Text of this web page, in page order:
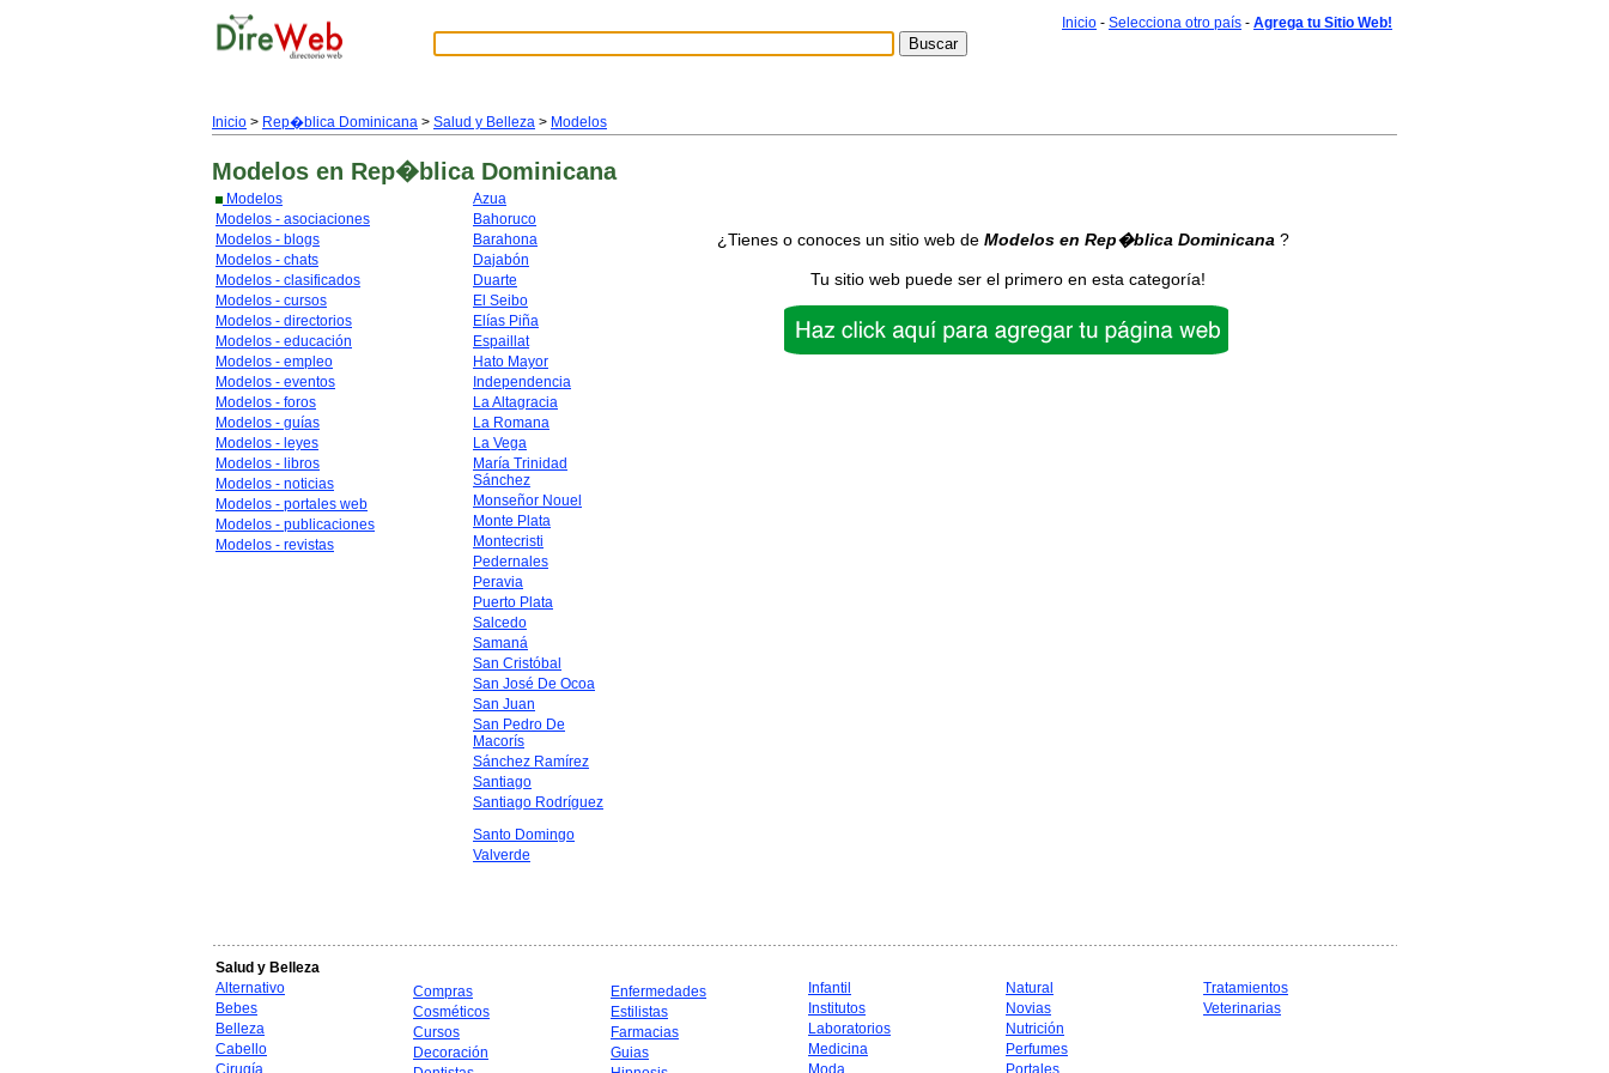
Inicio - Selecciona otro país - Agrega tu Sitio Web!
Inicio > Rep�blica Dominicana > Salud y Belleza > Modelos
Modelos en Rep�blica Dominicana
Modelos
Modelos - asociaciones
Modelos - blogs
Modelos - chats
Modelos - clasificados
Modelos - cursos
Modelos - directorios
Modelos - educación
Modelos - empleo
Modelos - eventos
Modelos - foros
Modelos - guías
Modelos - leyes
Modelos - libros
Modelos - noticias
Modelos - portales web
Modelos - publicaciones
Modelos - revistas
Azua
Bahoruco
Barahona
Dajabón
Duarte
El Seibo
Elías Piña
Espaillat
Hato Mayor
Independencia
La Altagracia
La Romana
La Vega
María Trinidad
Sánchez
Monseñor Nouel
Monte Plata
Montecristi
Pedernales
Peravia
Puerto Plata
Salcedo
Samaná
San Cristóbal
San José De Ocoa
San Juan
San Pedro De
Macorís
Sánchez Ramírez
Santiago
Santiago Rodríguez
Santo Domingo
Valverde
¿Tienes o conoces un sitio web de Modelos en Rep�blica Dominicana ?
Tu sitio web puede ser el primero en esta categoría!
Salud y Belleza
Alternativo
Bebes
Belleza
Cabello
Cirugía
Compras
Cosméticos
Cursos
Decoración
Enfermedades
Estilistas
Farmacias
Guias
Infantil
Institutos
Laboratorios
Medicina
Moda
Natural
Novias
Nutrición
Perfumes
Portales
Tratamientos
Veterinarias